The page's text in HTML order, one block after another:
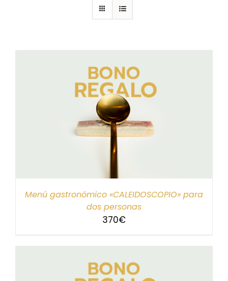
Menú gastronómico «CALEIDOSCOPIO» para
dos personas
370€